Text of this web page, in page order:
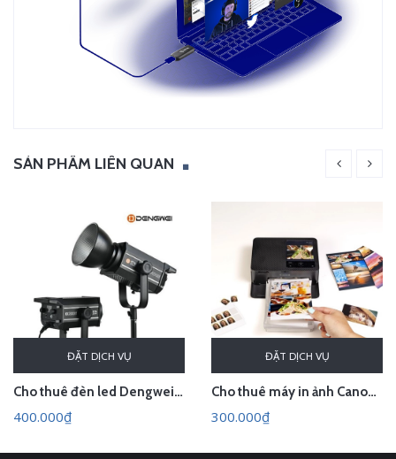
SẢN PHẨM LIÊN QUAN
ĐẶT DỊCH VỤ
Cho thuê đèn led Dengwei KK300Bi kèm softbox
400.000₫
ĐẶT DỊCH VỤ
Cho thuê máy in ảnh Canon SELPHY CP1500
300.000₫